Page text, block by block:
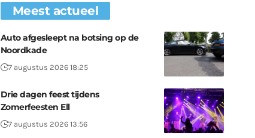
Meest actueel
Auto afgesleept na botsing op de
Noordkade
7 augustus 2026 18:25
Drie dagen feest tijdens
Zomerfeesten Ell
7 augustus 2026 13:56